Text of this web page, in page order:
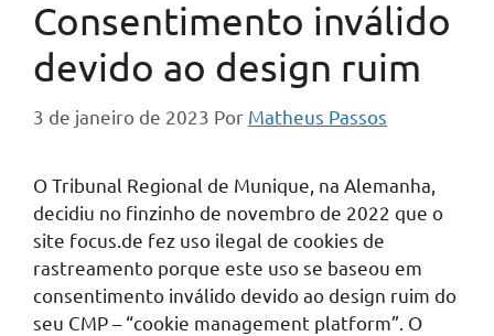
Consentimento inválido
devido ao design ruim
3 de janeiro de 2023 Por Matheus Passos
O Tribunal Regional de Munique, na Alemanha,
decidiu no finzinho de novembro de 2022 que o
site focus.de fez uso ilegal de cookies de
rastreamento porque este uso se baseou em
consentimento inválido devido ao design ruim do
seu CMP – “cookie management platform”. O